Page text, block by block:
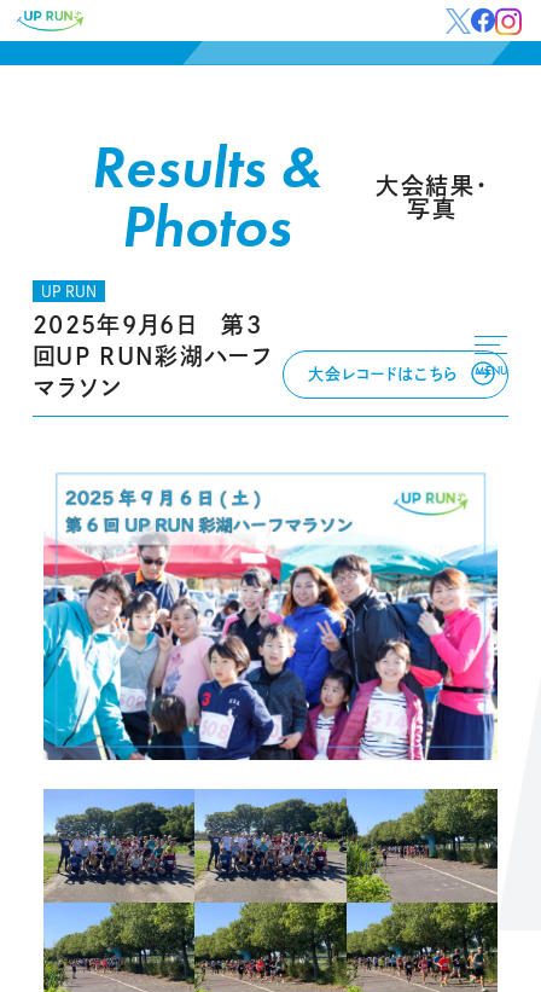
MENU
Results &
Photos
大会結果・
写真
UP RUN
2025年9月6日 第3
回UP RUN彩湖ハーフ
マラソン
大会レコードはこちら